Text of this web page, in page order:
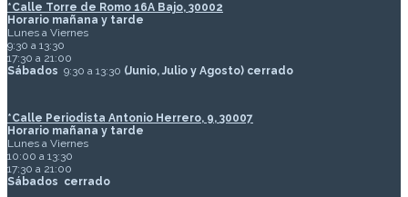
*Calle Torre de Romo 16A Bajo, 30002
Horario mañana y tarde
Lunes a Viernes
9:30 a 13:30
17:30 a 21:00
Sábados 9:30 a 13:30 (Junio, Julio y Agosto) cerrado
*Calle Periodista Antonio Herrero, 9, 30007
Horario mañana y tarde
Lunes a Viernes
10:00 a 13:30
17:30 a 21:00
Sábados cerrado